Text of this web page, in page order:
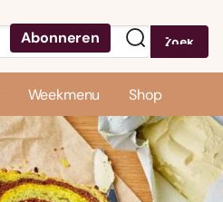
Abonneren Zoek
Weekmenu Shop